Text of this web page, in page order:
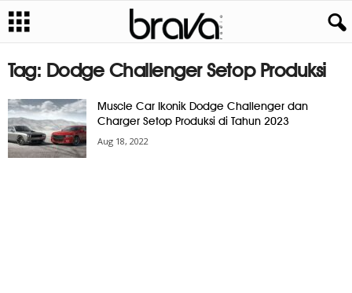
Tag: Dodge Challenger Setop Produksi
Muscle Car Ikonik Dodge Challenger dan
Charger Setop Produksi di Tahun 2023
Aug 18, 2022